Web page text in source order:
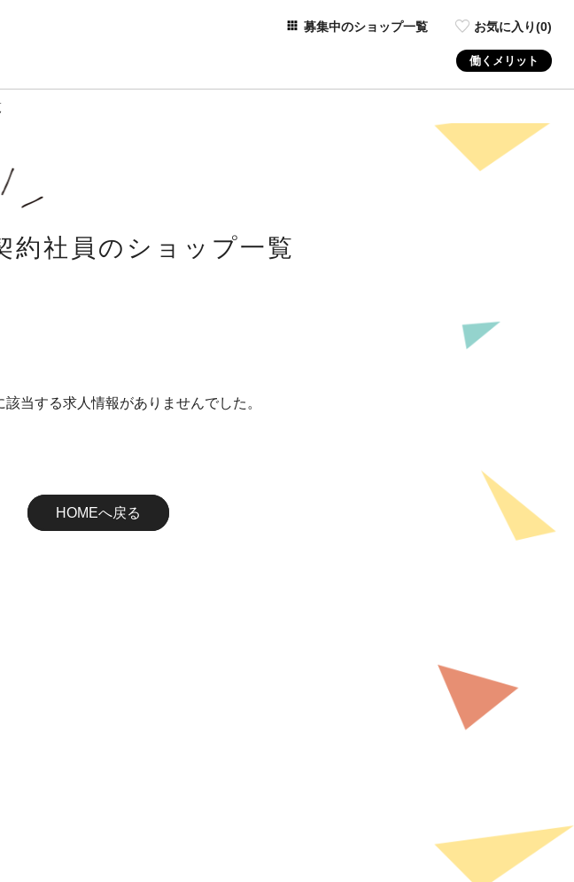
募集中のショップ一覧 お気に入り(0)
働くメリット
約社員のショップ一覧
該当する求人情報がありませんでした。
HOMEへ戻る